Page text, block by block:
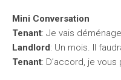
Mini Conversation
Tenant: Je vais
Landlord: Un mois. Il
Tenant: D’accord, je vous